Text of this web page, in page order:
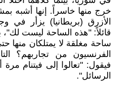
خرج منها خاسراً. إنها أشبه
الأزرق (بريطانيا) يزأر في
قائلاً: "هذه الساحة ليست لك"،
ساحة مغلقة لا يمتلكان منها
الفرنسيون من تجاربهم؟
فيقول: "تعالوا إلى فيتنام
الرسائل".